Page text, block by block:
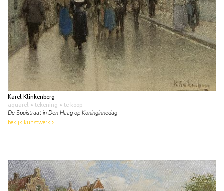
Karel Klinkenberg
aquarel • tekening • te koop
De Spuistraat in Den Haag op Koninginnedag
bekijk kunstwerk